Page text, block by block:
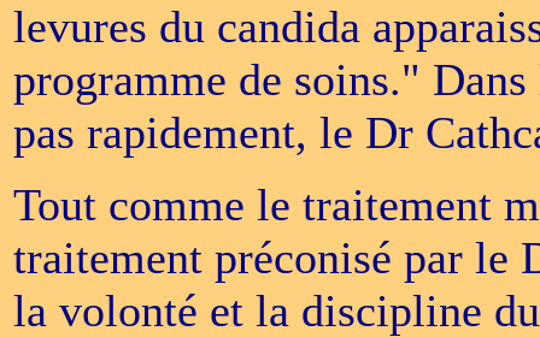
levures du candida
programme de soins."
pas rapidement, le Dr
Tout comme le traitement
traitement préconisé par le
la volonté et la discipline